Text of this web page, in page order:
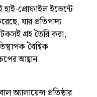
হাই-প্রোফাইল ইভেন্টে
যার প্রতিপাদ্য
গ্রহ তৈরি করা,
বৈশ্বিক
আহ্বান
অ্যালায়েন্স প্রতিষ্ঠার